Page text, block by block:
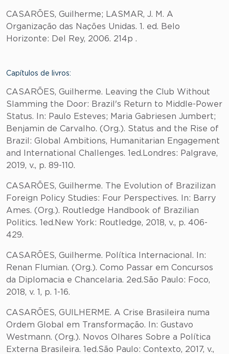
CASARÕES, Guilherme; LASMAR, J. M. A
Organização das Nações Unidas. 1. ed. Belo
Horizonte: Del Rey, 2006. 214p .
Capítulos de livros:
CASARÕES, Guilherme. Leaving the Club Without
Slamming the Door: Brazil's Return to Middle-Power
Status. In: Paulo Esteves; Maria Gabriesen Jumbert;
Benjamin de Carvalho. (Org.). Status and the Rise of
Brazil: Global Ambitions, Humanitarian Engagement
and International Challenges. 1ed.Londres: Palgrave,
2019, v., p. 89-110.
CASARÕES, Guilherme. The Evolution of Brazilizan
Foreign Policy Studies: Four Perspectives. In: Barry
Ames. (Org.). Routledge Handbook of Brazilian
Politics. 1ed.New York: Routledge, 2018, v., p. 406-
429.
CASARÕES, Guilherme. Política Internacional. In:
Renan Flumian. (Org.). Como Passar em Concursos
da Diplomacia e Chancelaria. 2ed.São Paulo: Foco,
2018, v. 1, p. 1-16.
CASARÕES, GUILHERME. A Crise Brasileira numa
Ordem Global em Transformação. In: Gustavo
Westmann. (Org.). Novos Olhares Sobre a Política
Externa Brasileira. 1ed.São Paulo: Contexto, 2017, v.,